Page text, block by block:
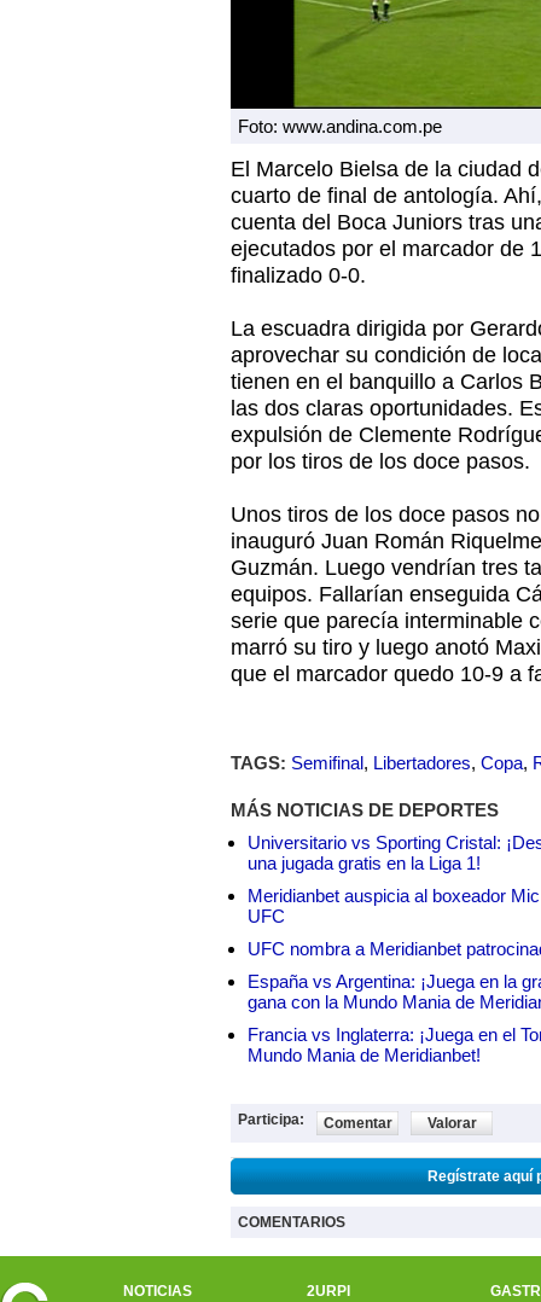
Foto: www.andina.com.pe
El Marcelo Bielsa de la ciudad
cuarto de final de antología.
cuenta del Boca Juniors tras
ejecutados por el marcador de
finalizado 0-0.
La escuadra dirigida por
aprovechar su condición de
tienen en el banquillo a Carlos
las dos claras oportunidades.
expulsión de Clemente
por los tiros de los doce pasos.
Unos tiros de los doce pasos
inauguró Juan Román
Guzmán. Luego vendrían tres
equipos. Fallarían enseguida
serie que parecía interminable
marró su tiro y luego anotó
que el marcador quedo 10-9 a
TAGS: Semifinal, Libertadores, Copa,
MÁS NOTICIAS DE DEPORTES
Universitario vs Sporting Cristal:
una jugada gratis en la Liga 1!
Meridianbet auspicia al boxeador
UFC
UFC nombra a Meridianbet
España vs Argentina: ¡Juega en la
gana con la Mundo Mania de
Francia vs Inglaterra: ¡Juega en el
Mundo Mania de Meridianbet!
Participa: Comentar Valorar
Regístrate aquí
COMENTARIOS
NOTICIAS 2URPI